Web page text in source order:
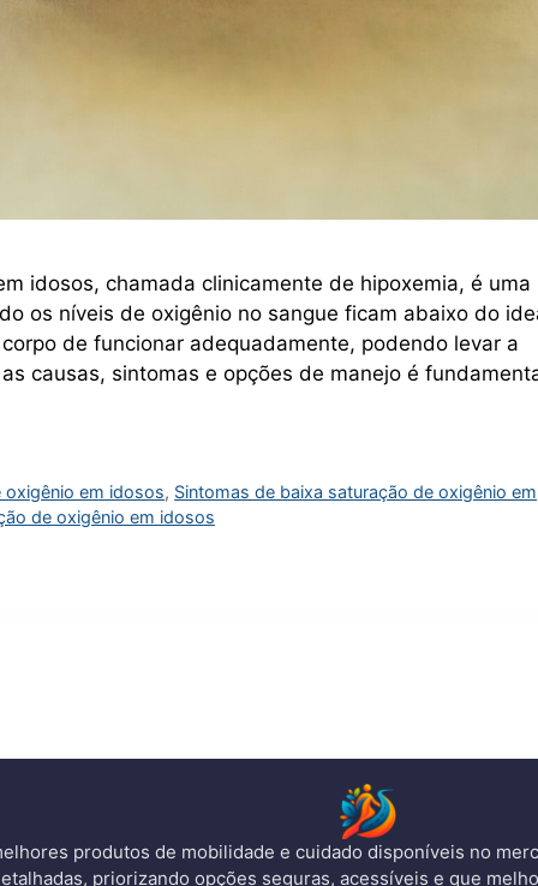
idosos, chamada clinicamente de hipoxemia, é uma
os níveis de oxigênio no sangue ficam abaixo do
de funcionar adequadamente, podendo levar a
causas, sintomas e opções de manejo é
oxigênio em idosos, Sintomas de baixa saturação de oxigênio em
de oxigênio em idosos
produtos de mobilidade e cuidado disponíveis no
priorizando opções seguras, acessíveis e que